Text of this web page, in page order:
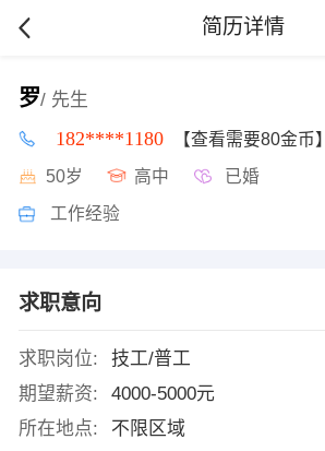
简历详情
罗/ 先生
182****1180 【查看需要80金币】
50岁 高中 已婚
工作经验
求职意向
求职岗位:
技工/普工
期望薪资:
4000-5000元
所在地点:
不限区域